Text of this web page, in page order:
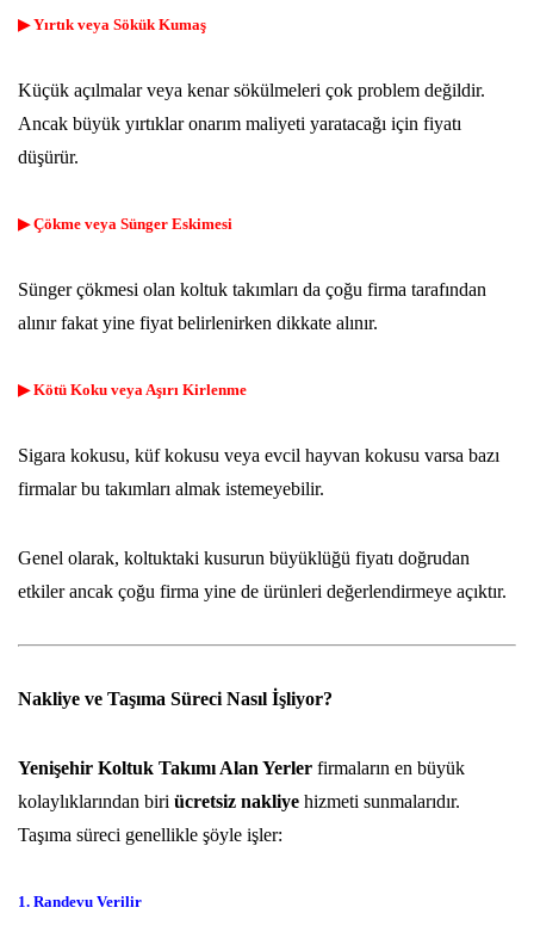
▶ Yırtık veya Sökük Kumaş
Küçük açılmalar veya kenar sökülmeleri çok problem değildir.
Ancak büyük yırtıklar onarım maliyeti yaratacağı için fiyatı
düşürür.
▶ Çökme veya Sünger Eskimesi
Sünger çökmesi olan koltuk takımları da çoğu firma tarafından
alınır fakat yine fiyat belirlenirken dikkate alınır.
▶ Kötü Koku veya Aşırı Kirlenme
Sigara kokusu, küf kokusu veya evcil hayvan kokusu varsa bazı
firmalar bu takımları almak istemeyebilir.
Genel olarak, koltuktaki kusurun büyüklüğü fiyatı doğrudan
etkiler ancak çoğu firma yine de ürünleri değerlendirmeye açıktır.
Nakliye ve Taşıma Süreci Nasıl İşliyor?
Yenişehir Koltuk Takımı Alan Yerler firmaların en büyük
kolaylıklarından biri ücretsiz nakliye hizmeti sunmalarıdır.
Taşıma süreci genellikle şöyle işler:
1. Randevu Verilir